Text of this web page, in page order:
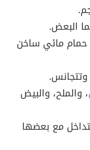
البعض.
مائي ساخن
، والملح، والبيض
مع بعضها